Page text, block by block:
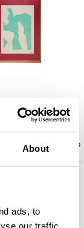
About
ads, to
our traffic.